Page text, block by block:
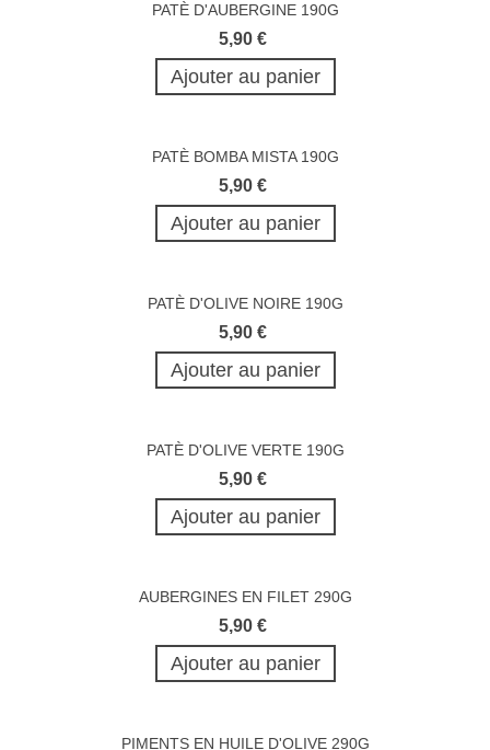
PATÈ D'AUBERGINE 190G
5,90 €
Ajouter au panier
PATÈ BOMBA MISTA 190G
5,90 €
Ajouter au panier
PATÈ D'OLIVE NOIRE 190G
5,90 €
Ajouter au panier
PATÈ D'OLIVE VERTE 190G
5,90 €
Ajouter au panier
AUBERGINES EN FILET 290G
5,90 €
Ajouter au panier
PIMENTS EN HUILE D'OLIVE 290G